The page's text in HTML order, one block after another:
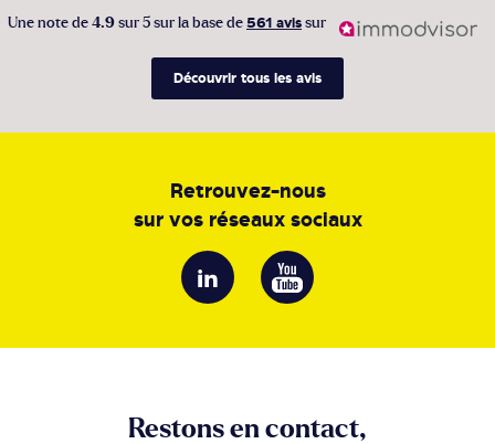
Une note de 4.9 sur 5 sur la base de 561 avis sur
Découvrir tous les avis
Retrouvez-nous
sur vos réseaux sociaux
Restons en contact,